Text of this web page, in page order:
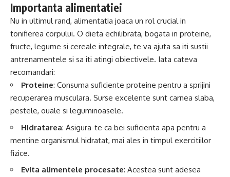
Importanta alimentatiei
Nu in ultimul rand, alimentatia joaca un rol crucial in
tonifierea corpului. O dieta echilibrata, bogata in proteine,
fructe, legume si cereale integrale, te va ajuta sa iti sustii
antrenamentele si sa iti atingi obiectivele. Iata cateva
recomandari:
Proteine: Consuma suficiente proteine pentru a sprijini
recuperarea musculara. Surse excelente sunt carnea slaba,
pestele, ouale si leguminoasele.
Hidratarea: Asigura-te ca bei suficienta apa pentru a
mentine organismul hidratat, mai ales in timpul exercitiilor
fizice.
Evita alimentele procesate: Acestea sunt adesea